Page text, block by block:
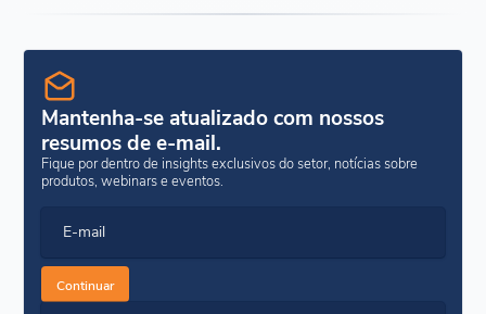
Mantenha-se atualizado com nossos
resumos de e-mail.
Fique por dentro de insights exclusivos do setor, notícias sobre
produtos, webinars e eventos.
E-mail
Continuar